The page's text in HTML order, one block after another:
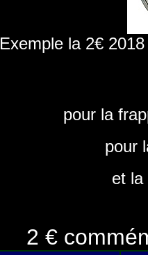
Exemple la 2€
pour la
pour
et
2 €